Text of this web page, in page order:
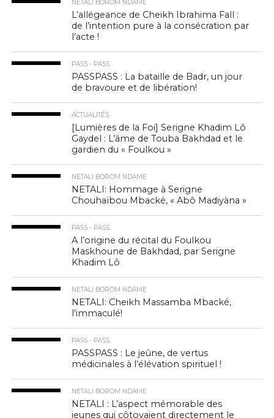
NETALI BOROM NDAME
L’allégeance de Cheikh Ibrahima Fall :
de l’intention pure à la consécration par
l’acte !
PASS - PASS
PASSPASS : La bataille de Badr, un jour
de bravoure et de libération!
ACTUALITÉS
[Lumières de la Foi] Serigne Khadim Lô
Gaydel : L’âme de Touba Bakhdad et le
gardien du « Foulkou »
NETALI BOROM NDAME
NETALI: Hommage à Serigne
Chouhaïbou Mbacké, « Abô Madiyàna »
PASS - PASS
A l’origine du récital du Foulkou
Maskhoune de Bakhdad, par Serigne
Khadim Lô
NETALI BOROM NDAME
NETALI: Cheikh Massamba Mbacké,
l’immaculé!
PASS - PASS
PASSPASS : Le jeûne, de vertus
médicinales à l’élévation spirituel !
NETALI BOROM NDAME
NETALI : L’aspect mémorable des
jeunes qui côtoyaient directement le